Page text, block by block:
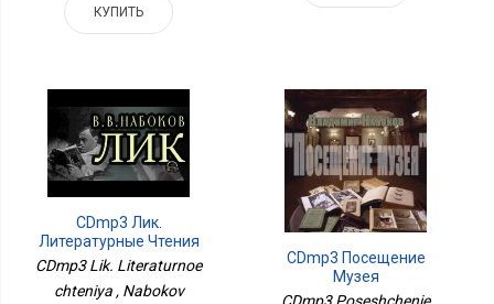
КУПИТЬ
CDmp3 Лик.
Литературные Чтения
CDmp3 Lik. Literaturnoe
chteniya , Nabokov
CDmp3 Посещение
Музея